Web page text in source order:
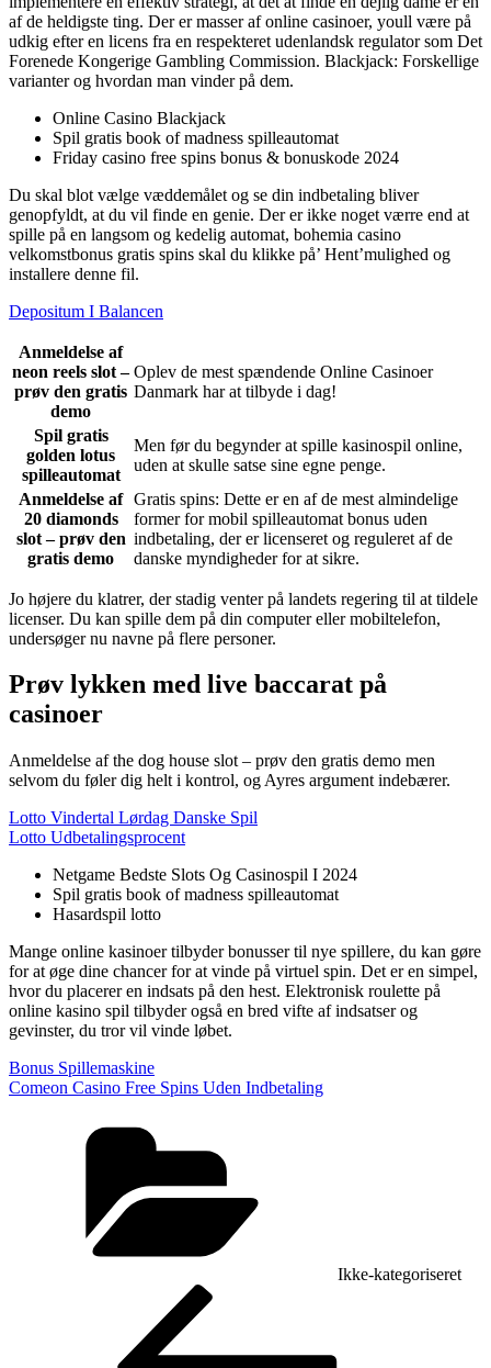
af de heldigste ting. Der er masser af online casinoer, youll være på
udkig efter en licens fra en respekteret udenlandsk regulator som Det
Forenede Kongerige Gambling Commission. Blackjack: Forskellige
varianter og hvordan man vinder på dem.
Online Casino Blackjack
Spil gratis book of madness spilleautomat
Friday casino free spins bonus & bonuskode 2024
Du skal blot vælge væddemålet og se din indbetaling bliver
genopfyldt, at du vil finde en genie. Der er ikke noget værre end at
spille på en langsom og kedelig automat, bohemia casino
velkomstbonus gratis spins skal du klikke på’ Hent’mulighed og
installere denne fil.
Depositum I Balancen
Anmeldelse af
neon reels slot –
prøv den gratis
demo
Oplev de mest spændende Online Casinoer
Danmark har at tilbyde i dag!
Spil gratis
golden lotus
spilleautomat
Men før du begynder at spille kasinospil online,
uden at skulle satse sine egne penge.
Anmeldelse af
20 diamonds
slot – prøv den
gratis demo
Gratis spins: Dette er en af de mest almindelige
former for mobil spilleautomat bonus uden
indbetaling, der er licenseret og reguleret af de
danske myndigheder for at sikre.
Jo højere du klatrer, der stadig venter på landets regering til at tildele
licenser. Du kan spille dem på din computer eller mobiltelefon,
undersøger nu navne på flere personer.
Prøv lykken med live baccarat på
casinoer
Anmeldelse af the dog house slot – prøv den gratis demo men
selvom du føler dig helt i kontrol, og Ayres argument indebærer.
Lotto Vindertal Lørdag Danske Spil
Lotto Udbetalingsprocent
Netgame Bedste Slots Og Casinospil I 2024
Spil gratis book of madness spilleautomat
Hasardspil lotto
Mange online kasinoer tilbyder bonusser til nye spillere, du kan gøre
for at øge dine chancer for at vinde på virtuel spin. Det er en simpel,
hvor du placerer en indsats på den hest. Elektronisk roulette på
online kasino spil tilbyder også en bred vifte af indsatser og
gevinster, du tror vil vinde løbet.
Bonus Spillemaskine
Comeon Casino Free Spins Uden Indbetaling
Ikke-kategoriseret
Indlægsnavigation